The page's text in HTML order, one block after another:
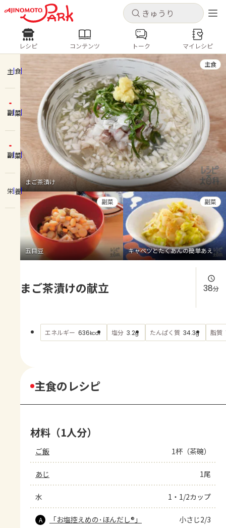
キャンセル
ログインするとレシピを保存できます
ログイン 新規登録
ホーム
コンテンツ
レシピ
トーク
よくあるお問い合わせ
お買い物
AJINOMOTO PARK とは
キャンセル
レシピ コンテンツ
人気の食材・レシピ
きゅうり なす トマト
とうもろこし
ピーマン
みょうが ゴーヤ
レシピ コンテンツ トーク マイレシピ
主食
副菜
副菜
栄養
まご茶漬け
主食
五目豆
副菜
キャベツとたくあんの簡単あえ
副菜
まご茶漬けの献立 38分
エネルギー 636kcal 塩分 3.2g たんぱく質 34.3g 脂質
主食のレシピ
材料（1人分）
ご飯 1杯（茶碗）
あじ 1尾
水 1・1/2カップ
A 「お塩控えめの･ほんだし®」 小さじ2/3